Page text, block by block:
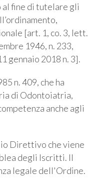
fine di tutelare gli
[art. 1, co. 3, lett.
1946, n. 233,
gennaio 2018 n. 3].
n. 409, che ha
di Odontoiatria,
anche agli
Direttivo che viene
degli Iscritti. Il
legale dell'Ordine.